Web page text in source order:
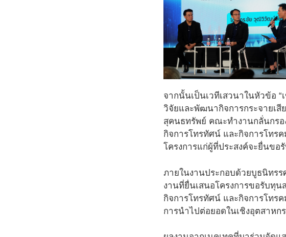
จากนั้นเป็นเวทีเสวนาในหัวข้อ
วิจัยและพัฒนากิจการกระจายเ
สุคนธทรัพย์ คณะทำงานกลั่นกรอ
กิจการโทรทัศน์ และกิจการโทร
โครงการแก่ผู้ที่ประสงค์จะยื่นข
ภายในงานประกอบด้วยบูธนิทร
งานที่ยื่นเสนอโครงการขอรับทุ
กิจการโทรทัศน์ และกิจการโทร
การนำไปต่อยอดในเชิงอุตสาหก